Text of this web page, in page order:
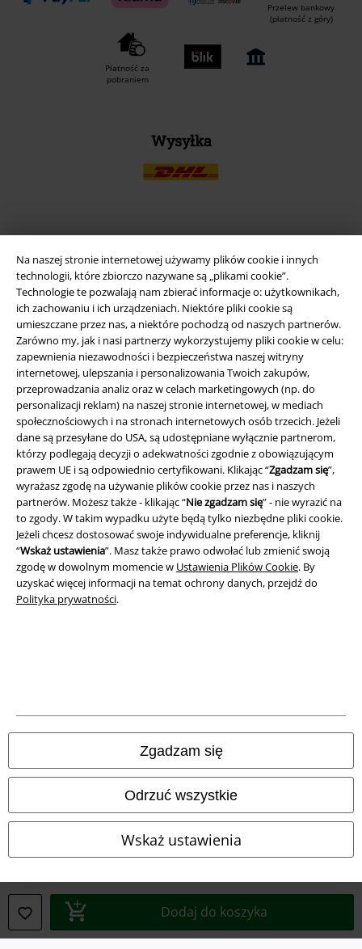
Na naszej stronie internetowej używamy plików cookie i innych
technologii, które zbiorczo nazywane są „plikami cookie”.
Technologie te pozwalają nam zbierać informacje o: użytkownikach,
ich zachowaniu i ich urządzeniach. Niektóre pliki cookie są
umieszczane przez nas, a niektóre pochodzą od naszych partnerów.
Zarówno my, jak i nasi partnerzy wykorzystujemy pliki cookie w celu:
zapewnienia niezawodności i bezpieczeństwa naszej witryny
internetowej, ulepszania i personalizowania Twoich zakupów,
przeprowadzania analiz oraz w celach marketingowych (np. do
personalizacji reklam) na naszej stronie internetowej, w mediach
społecznościowych i na stronach internetowych osób trzecich. Jeżeli
dane są przesyłane do USA, są udostępniane wyłącznie partnerom,
którzy podlegają decyzji o adekwatności zgodnie z obowiązującym
prawem UE i są odpowiednio certyfikowani. Klikając “Zgadzam się”,
wyrażasz zgodę na używanie plików cookie przez nas i naszych
partnerów. Możesz także - klikając “Nie zgadzam się” - nie wyrazić na
to zgody. W takim wypadku użyte będą tylko niezbędne pliki cookie.
Jeżeli chcesz dostosować swoje indywidualne preferencje, kliknij
“Wskaż ustawienia”. Masz także prawo odwołać lub zmienić swoją
zgodę w dowolnym momencie w Ustawienia Plików Cookie. By
uzyskać więcej informacji na temat ochrony danych, przejdź do
Polityka prywatności.
Zgadzam się
Odrzuć wszystkie
Wskaż ustawienia
Dodaj do koszyka
Przelew bankowy
(płatność z góry)
Płatność za
pobraniem
Wysyłka
Ściągnij nową aplikację EMP - ZA DARMO - i korzystaj z nowych
funkcji!
A Warner Music Group Company
Polityka prywatności
Unieszkodliwianie odpadów i ochrona środowiska
Informacje dotyczące dostępności
Ustawienia Plików Cookie
Skorzystaj z prawa do odstąpienia od umowy
Wszystkie ceny zawierają podatek VAT. Nie zawierająkosztów